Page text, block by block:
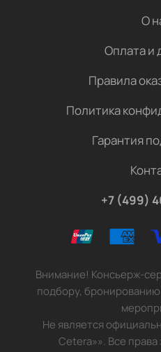
О
Оплата и
Правила
Политика
Гарантия
+7 (499)
Внимание! Консьерж-
подбору,
Не является
Cetera»». Все